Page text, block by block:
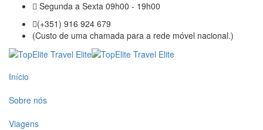
Segunda a Sexta 09h00 - 19h00
(+351) 916 924 679
(Custo de uma chamada para a rede móvel nacional.)
Início
Sobre nós
Viagens